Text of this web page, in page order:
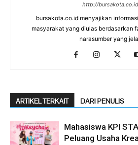
http://bursakota.co.id
bursakota.co.id menyajikan
masyarakat yang diulas berdasarkan
narasumber yang
ARTIKEL TERKAIT DARI PENULIS
Mahasiswa KPI
Peluang Usaha